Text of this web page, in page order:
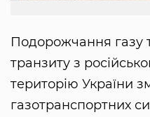
Подорожчання газу
транзиту з
територію України
газотранспортних